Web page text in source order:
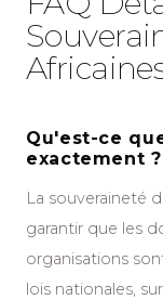
Qu'est-ce
exactement ?
La souveraineté
garantir que les
organisations
lois nationales,